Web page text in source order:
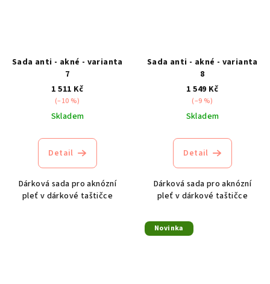
Sada anti - akné - varianta
7
1 511 Kč
(–10 %)
Skladem
Detail
Dárková sada pro aknózní
pleť v dárkové taštičce
Sada anti - akné - varianta
8
1 549 Kč
(–9 %)
Skladem
Detail
Dárková sada pro aknózní
pleť v dárkové taštičce
Novinka